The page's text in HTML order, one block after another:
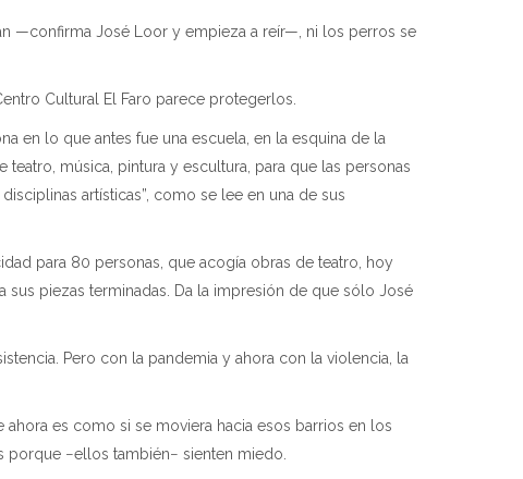
José Loor y empieza a reír—, ni los perros se
Cultural El Faro parece protegerlos.
en lo que antes fue una escuela, en la esquina de la
música, pintura y escultura, para que las personas
artísticas”, como se lee en una de sus
para 80 personas, que acogía obras de teatro, hoy
piezas terminadas. Da la impresión de que sólo José
Pero con la pandemia y ahora con la violencia, la
es como si se moviera hacia esos barrios en los
−ellos también− sienten miedo.